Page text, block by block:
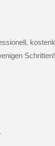
Schritten!